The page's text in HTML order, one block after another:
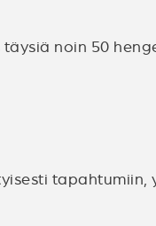
noin 50
tapahtumiin,